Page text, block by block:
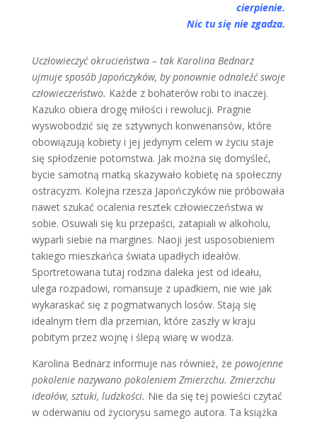
cierpienie.
Nic tu się nie zgadza.
Uczłowieczyć okrucieństwa – tak Karolina Bednarz
ujmuje sposób Japończyków, by ponownie odnaleźć swoje
człowieczeństwo. Każde z bohaterów robi to inaczej.
Kazuko obiera drogę miłości i rewolucji. Pragnie
wyswobodzić się ze sztywnych konwenansów, które
obowiązują kobiety i jej jedynym celem w życiu staje
się spłodzenie potomstwa. Jak można się domyśleć,
bycie samotną matką skazywało kobietę na społeczny
ostracyzm. Kolejna rzesza Japończyków nie próbowała
nawet szukać ocalenia resztek człowieczeństwa w
sobie. Osuwali się ku przepaści, zatapiali w alkoholu,
wyparli siebie na margines. Naoji jest usposobieniem
takiego mieszkańca świata upadłych ideałów.
Sportretowana tutaj rodzina daleka jest od ideału,
ulega rozpadowi, romansuje z upadkiem, nie wie jak
wykaraskać się z pogmatwanych losów. Stają się
idealnym tłem dla przemian, które zaszły w kraju
pobitym przez wojnę i ślepą wiarę w wodza.
Karolina Bednarz informuje nas również, że powojenne
pokolenie nazywano pokoleniem Zmierzchu. Zmierzchu
ideałów, sztuki, ludzkości. Nie da się tej powieści czytać
w oderwaniu od życiorysu samego autora. Ta książka